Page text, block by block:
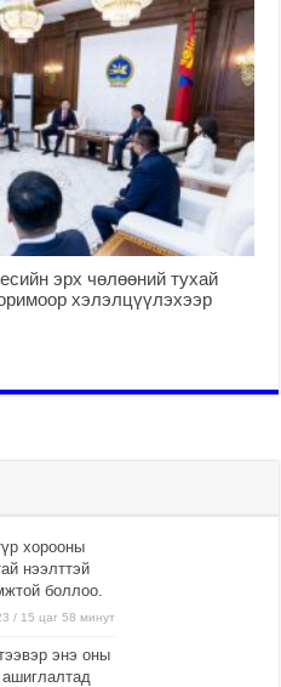
эрх чөлөөний тухай
хэлэлцүүлэхээр
хорооны
нээлттэй
боллоо.
/ 15 цаг 58 минут
энэ оны